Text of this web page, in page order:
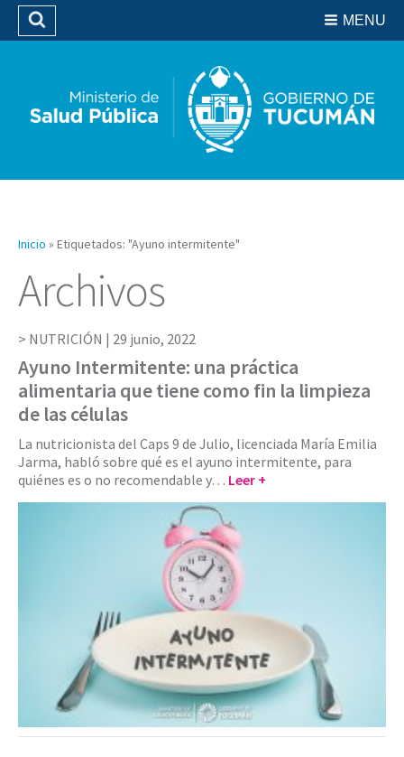
Biblioteca
MENU
Buscar
Inicio » Etiquetados: "Ayuno intermitente"
Archivos
NUTRICIÓN | 29 junio, 2022
Ayuno Intermitente: una práctica
alimentaria que tiene como fin la limpieza
de las células
La nutricionista del Caps 9 de Julio, licenciada María Emilia
Jarma, habló sobre qué es el ayuno intermitente, para
quiénes es o no recomendable y… Leer +